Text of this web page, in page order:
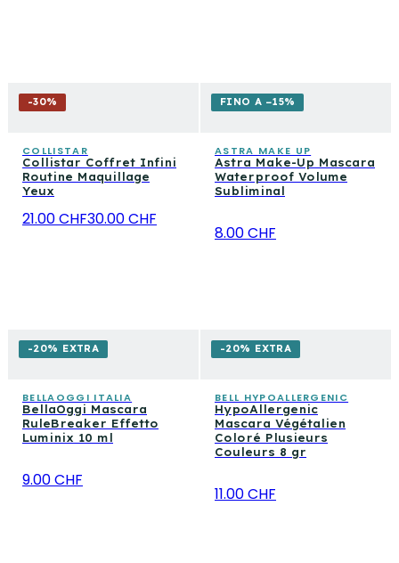
-30%
COLLISTAR
Collistar Coffret Infini
Routine Maquillage
Yeux
21.00 CHF30.00 CHF
FINO A −15%
ASTRA MAKE UP
Astra Make-Up Mascara
Waterproof Volume
Subliminal
8.00 CHF
-20% EXTRA
BELLAOGGI ITALIA
BellaOggi Mascara
RuleBreaker Effetto
Luminix 10 ml
9.00 CHF
-20% EXTRA
BELL HYPOALLERGENIC
HypoAllergenic
Mascara Végétalien
Coloré Plusieurs
Couleurs 8 gr
11.00 CHF